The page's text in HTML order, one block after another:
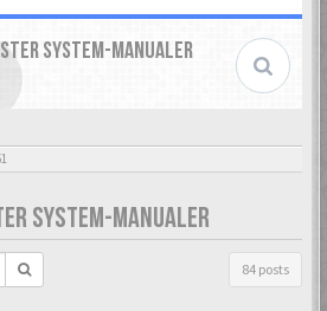
SYSTEM-MANUALER
SYSTEM-MANUALER
84 posts